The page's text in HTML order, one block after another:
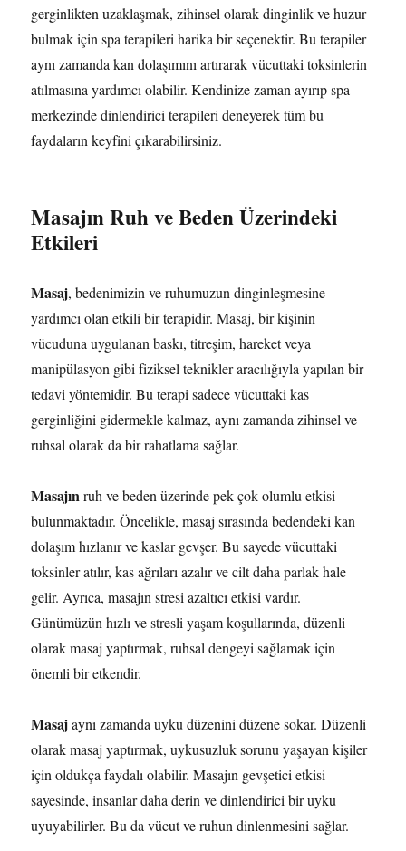
gerginlikten uzaklaşmak, zihinsel olarak dinginlik ve huzur
bulmak için spa terapileri harika bir seçenektir. Bu terapiler
aynı zamanda kan dolaşımını artırarak vücuttaki toksinlerin
atılmasına yardımcı olabilir. Kendinize zaman ayırıp spa
merkezinde dinlendirici terapileri deneyerek tüm bu
faydaların keyfini çıkarabilirsiniz.
Masajın Ruh ve Beden Üzerindeki
Etkileri
Masaj, bedenimizin ve ruhumuzun dinginleşmesine
yardımcı olan etkili bir terapidir. Masaj, bir kişinin
vücuduna uygulanan baskı, titreşim, hareket veya
manipülasyon gibi fiziksel teknikler aracılığıyla yapılan bir
tedavi yöntemidir. Bu terapi sadece vücuttaki kas
gerginliğini gidermekle kalmaz, aynı zamanda zihinsel ve
ruhsal olarak da bir rahatlama sağlar.
Masajınruh ve beden üzerinde pek çok olumlu etkisi
bulunmaktadır. Öncelikle, masaj sırasında bedendeki kan
dolaşım hızlanır ve kaslar gevşer. Bu sayede vücuttaki
toksinler atılır, kas ağrıları azalır ve cilt daha parlak hale
gelir. Ayrıca, masajın stresi azaltıcı etkisi vardır.
Günümüzün hızlı ve stresli yaşam koşullarında, düzenli
olarak masaj yaptırmak, ruhsal dengeyi sağlamak için
önemli bir etkendir.
Masajaynı zamanda uyku düzenini düzene sokar. Düzenli
olarak masaj yaptırmak, uykusuzluk sorunu yaşayan kişiler
için oldukça faydalı olabilir. Masajın gevşetici etkisi
sayesinde, insanlar daha derin ve dinlendirici bir uyku
uyuyabilirler. Bu da vücut ve ruhun dinlenmesini sağlar.